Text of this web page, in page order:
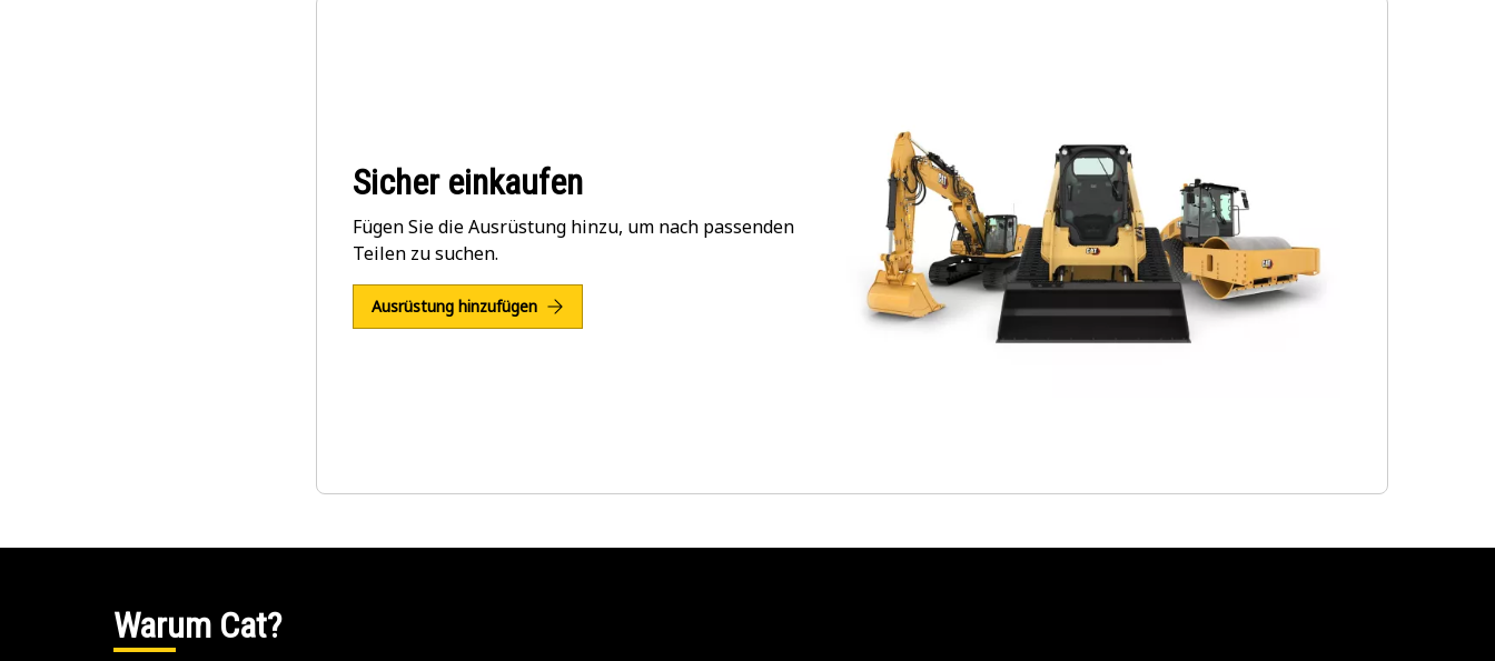
Sicher einkaufen
Fügen Sie die Ausrüstung hinzu, um nach passenden
Teilen zu suchen.
Ausrüstung hinzufügen
Warum Cat?